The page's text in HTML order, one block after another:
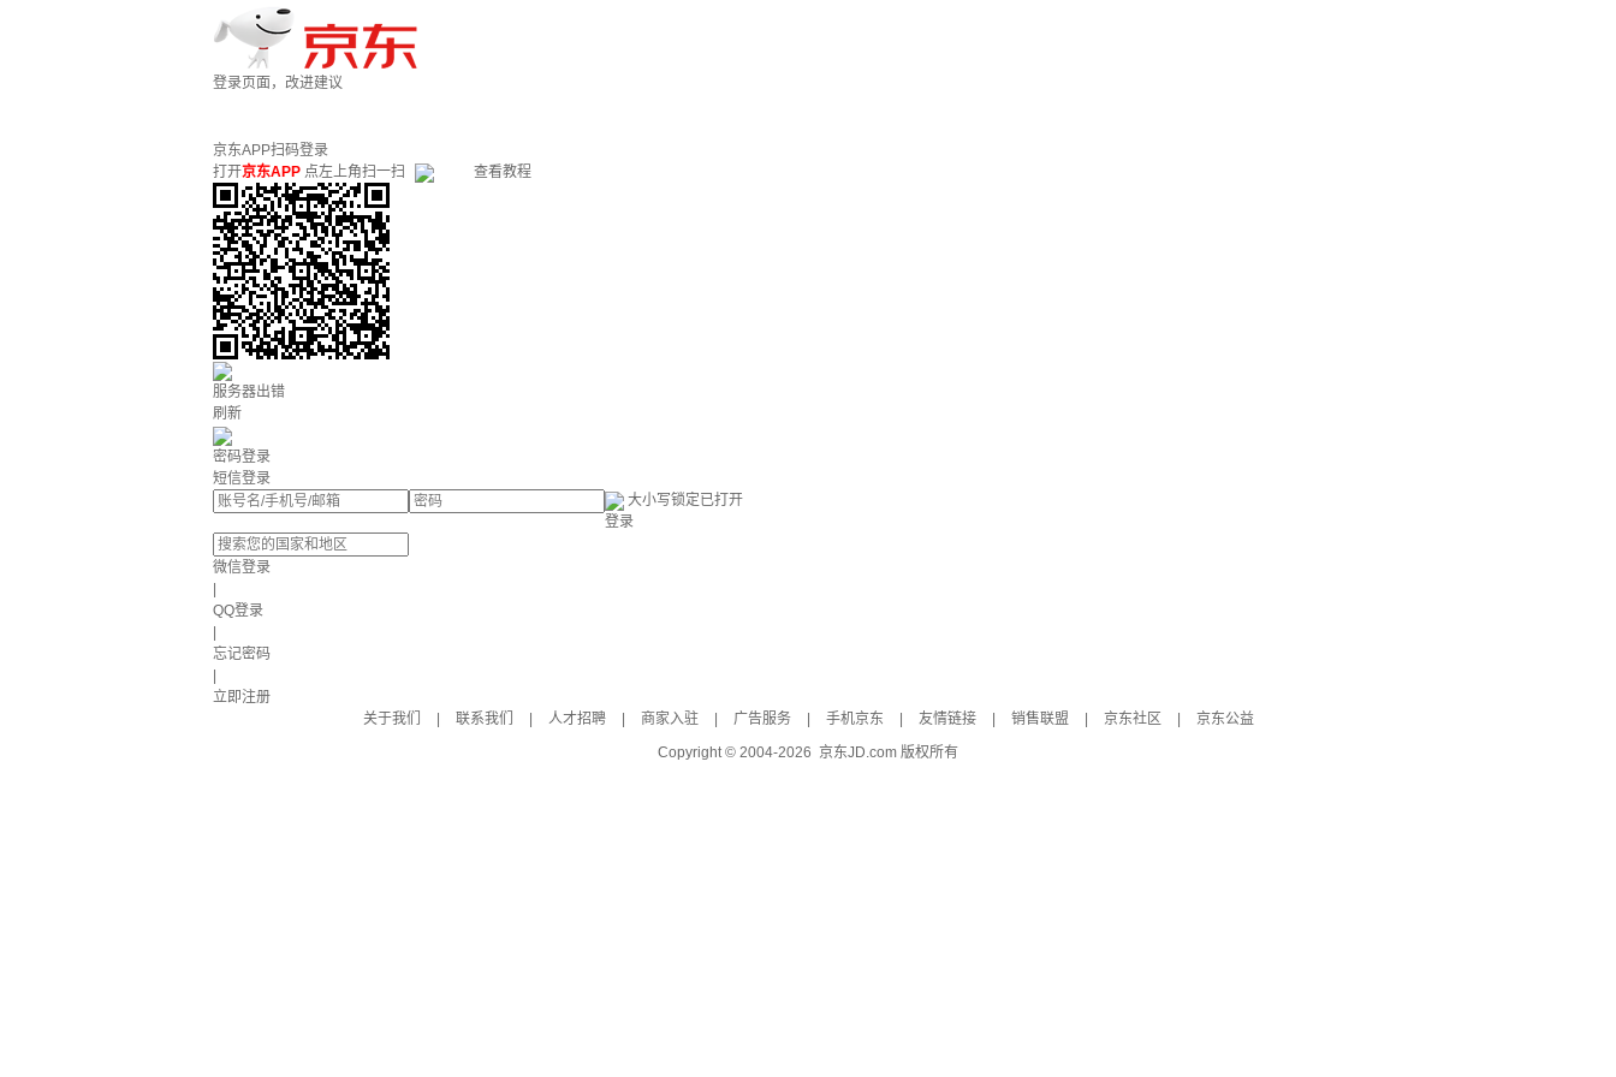
登录页面，改进建议
京东APP扫码登录
打开京东APP 点左上角扫一扫 查看教程
服务器出错
刷新
密码登录
短信登录
大小写锁定已打开
登录
微信登录
QQ登录
忘记密码
立即注册
关于我们
联系我们 人才招聘 商家入驻 广告服务 手机京东 友情链接 销售联盟 京东社区
京东公益
Copyright © 2004-2026 京东JD.com 版权所有